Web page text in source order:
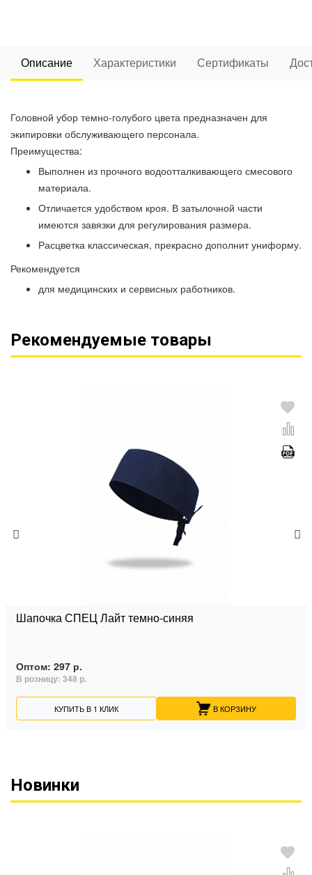
Описание Характеристики Сертификаты
Головной убор темно-голубого цвета предназначен для
экипировки обслуживающего персонала.
Преимущества:
Выполнен из прочного водоотталкивающего смесового
материала.
Отличается удобством кроя. В затылочной части
имеются завязки для регулирования размера.
Расцветка классическая, прекрасно дополнит униформу.
Рекомендуется
для медицинских и сервисных работников.
Рекомендуемые товары
Шапочка СПЕЦ Лайт темно-синяя
Оптом: 297 р.
В розницу: 348 р.
КУПИТЬ В 1 КЛИК В КОРЗИНУ
Новинки